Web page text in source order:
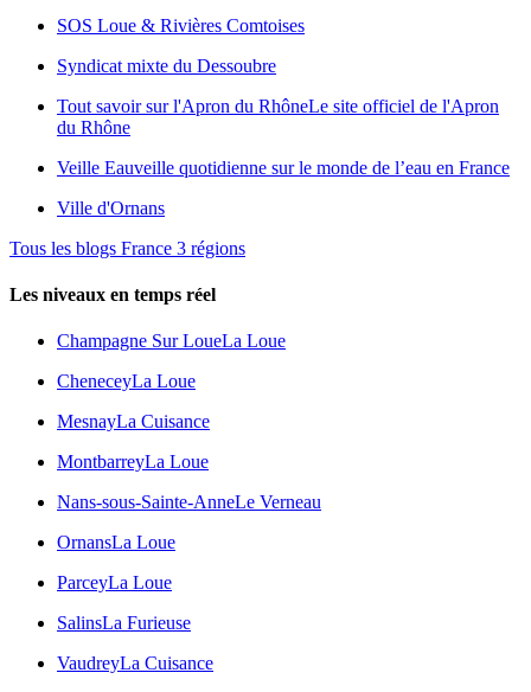
SOS Loue & Rivières Comtoises
Syndicat mixte du Dessoubre
Tout savoir sur l'Apron du RhôneLe site officiel de l'Apron
du Rhône
Veille Eauveille quotidienne sur le monde de l’eau en France
Ville d'Ornans
Tous les blogs France 3 régions
Les niveaux en temps réel
Champagne Sur LoueLa Loue
CheneceyLa Loue
MesnayLa Cuisance
MontbarreyLa Loue
Nans-sous-Sainte-AnneLe Verneau
OrnansLa Loue
ParceyLa Loue
SalinsLa Furieuse
VaudreyLa Cuisance